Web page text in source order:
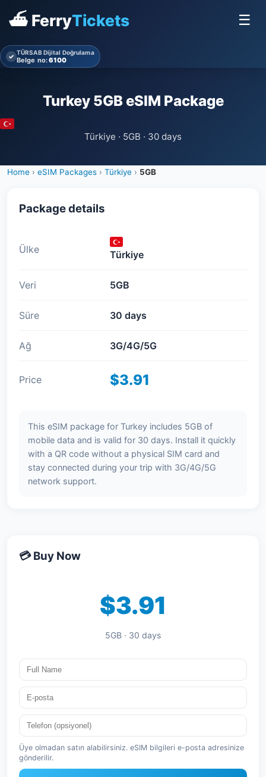
⛴ FerryTickets ☰
✓ TÜRSAB Dijital Doğrulama
Belge no:6100
Turkey 5GB eSIM Package
Türkiye · 5GB · 30 days
Home › eSIM Packages › Türkiye › 5GB
Package details
Ülke Türkiye
Veri 5GB
Süre 30 days
Ağ 3G/4G/5G
Price $3.91
This eSIM package for Turkey includes 5GB of
mobile data and is valid for 30 days. Install it quickly
with a QR code without a physical SIM card and
stay connected during your trip with 3G/4G/5G
network support.
💳 Buy Now
$3.91
5GB · 30 days
Üye olmadan satın alabilirsiniz. eSIM bilgileri e-posta adresinize
gönderilir.